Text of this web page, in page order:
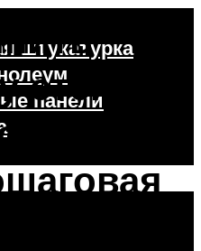
штукатурка
панели
стен по
с фото